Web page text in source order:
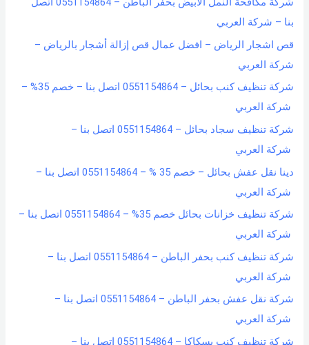
بنا – شركة العربي
قص اشجار الرياض – افضل عمال قص إزالة أشجار بالرياض –
شركة العربي
شركة تنظيف كنب بحائل – 0551154864 اتصل بنا – خصم 35% –
شركة العربي
شركة تنظيف سجاد بحائل – 0551154864 اتصل بنا –
شركة العربي
دينا نقل عفش بحائل – خصم 35 % – 0551154864 اتصل بنا –
شركة العربي
شركة تنظيف خزانات بحائل خصم 35% – 0551154864 اتصل بنا –
شركة العربي
شركة تنظيف كنب بحفر الباطن – 0551154864 اتصل بنا –
شركة العربي
شركة نقل عفش بحفر الباطن – 0551154864 اتصل بنا –
شركة العربي
شركة تنظيف كنب بسكاكا – 0551154864 اتصل بنا –